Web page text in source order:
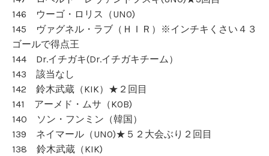
146 ウーゴ・ロリス（UNO)
145 ヴァグネル・ラブ（ＨＩＲ）※インチキくさい４３
ゴールで得点王
144 Dr.イチガキ(Dr.イチガキチーム）
143 該当なし
142 鈴木武蔵（KIK）★２回目
141 アーメド・ムサ（KOB)
140 ソン・フンミン（韓国）
139 ネイマール（UNO)★５２大会ぶり２回目
138 鈴木武蔵（KIK)